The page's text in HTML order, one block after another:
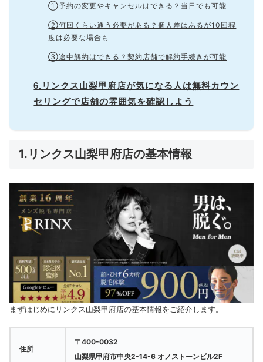
①予約の変更やキャンセルはできる？当日でも可能
②何回くらい通う必要がある？個人差はあるが10回程
度は必要な場合も
③途中解約はできる？契約店舗で解約手続きが可能
6.リンクス山梨甲府店が気になる人は無料カウン
セリングで店舗の雰囲気を確認しよう
1.リンクス山梨甲府店の基本情報
まずはじめにリンクス山梨甲府店の基本情報をご紹介します。
住所
〒400-0032
山梨県甲府市中央2-14-6 オノストーンビル2F